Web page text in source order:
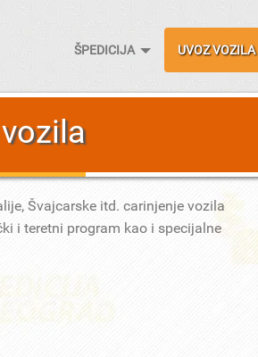
ŠPEDICIJA UVOZ VOZILA
Švajcarske itd. carinjenje vozila
i teretni program kao i specijalne